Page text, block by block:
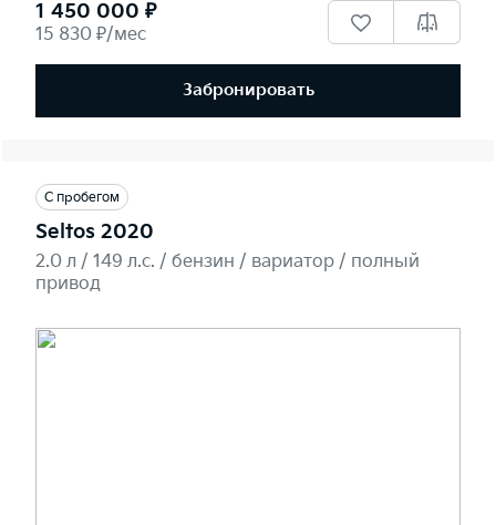
1 450 000 ₽
15 830 ₽/мес
Забронировать
С пробегом
Seltos 2020
2.0 л / 149 л.c. / бензин / вариатор / полный
привод